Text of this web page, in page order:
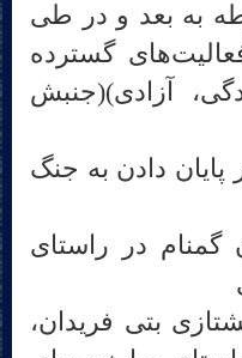
به بعد و در طی
گسترده
آزادی)(جنبش
پایان دادن به جنگ
گمنام در راستای
بتی فریدان،